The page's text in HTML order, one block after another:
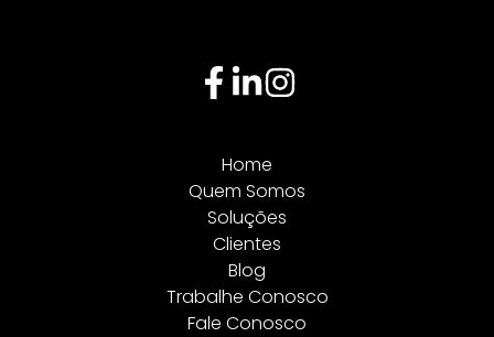
Home
Quem Somos
Soluções
Clientes
Blog
Trabalhe Conosco
Fale Conosco